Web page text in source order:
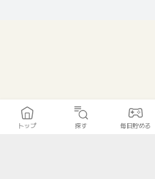
トップ 探す 毎日貯める